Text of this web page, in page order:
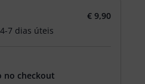
€ 9,90
7 dias úteis
no checkout